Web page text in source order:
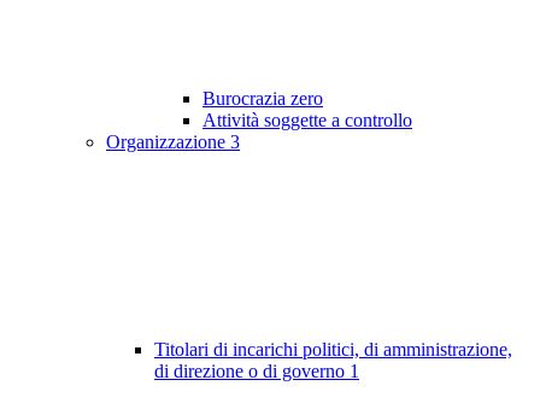
Burocrazia zero
Attività soggette a controllo
Organizzazione 3
Titolari di incarichi politici, di amministrazione,
di direzione o di governo 1